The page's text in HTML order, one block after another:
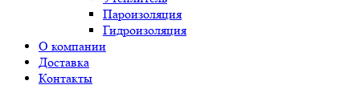
Пароизоляция
Гидроизоляция
О компании
Доставка
Контакты